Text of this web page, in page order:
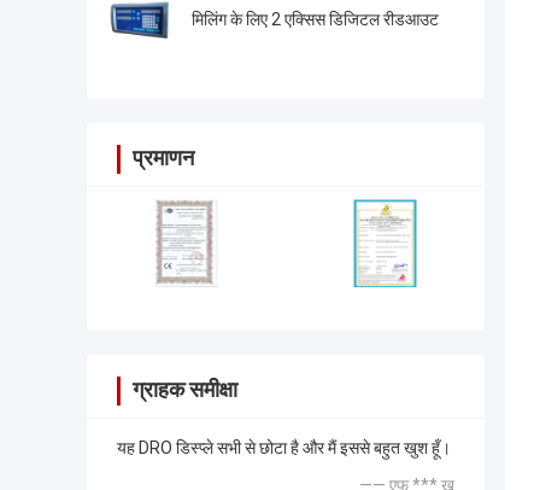
मिलिंग के लिए 2 एक्सिस डिजिटल रीडआउट
प्रमाणन
ग्राहक समीक्षा
यह DRO डिस्प्ले सभी से छोटा है और मैं इससे बहुत खुश हूँ।
—— एफ *** ख